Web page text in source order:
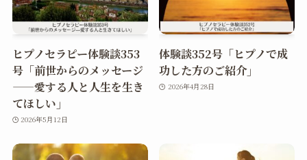
ヒプノセラピー体験談353
号「前世からのメッセージ
——愛する人と人生を生き
てほしい」
2026年5月12日
体験談352号「ヒプノで成
功した方のご紹介」
2026年4月28日